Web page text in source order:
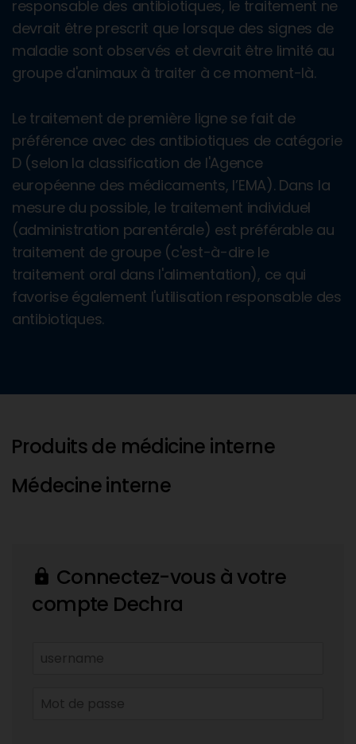
responsable des antibiotiques, le traitement ne
devrait être prescrit que lorsque des signes de
maladie sont observés et devrait être limité au
groupe d'animaux à traiter à ce moment-là.
Le traitement de première ligne se fait de
préférence avec des antibiotiques de catégorie
D (selon la classification de l'Agence
européenne des médicaments, l’EMA). Dans la
mesure du possible, le traitement individuel
(administration parentérale) est préférable au
traitement de groupe (c'est-à-dire le
traitement oral dans l'alimentation), ce qui
favorise également l'utilisation responsable des
antibiotiques.
Produits de médicine interne
Médecine interne
lock Connectez-vous à votre
compte Dechra